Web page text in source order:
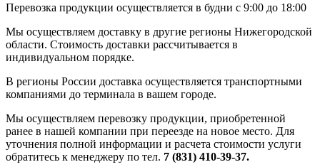
Перевозка продукции осуществляется в будни с 9:00 до 18:00
Мы осуществляем доставку в другие регионы Нижегородской
области. Стоимость доставки рассчитывается в
индивидуальном порядке.
В регионы России доставка осуществляется транспортными
компаниями до терминала в вашем городе.
Мы осуществляем перевозку продукции, приобретенной
ранее в нашей компании при переезде на новое место. Для
уточнения полной информации и расчета стоимости услуги
обратитесь к менеджеру по тел. 7 (831) 410-39-37.